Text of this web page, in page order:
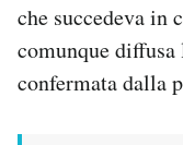
che succedeva in
comunque
confermata dalla